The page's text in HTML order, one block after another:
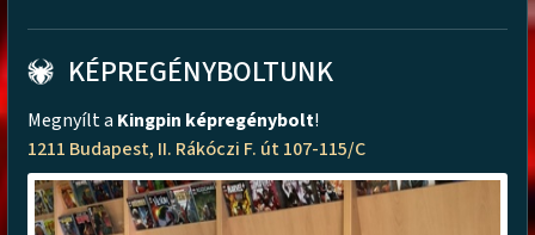
KÉPREGÉNYBOLTUNK
Megnyílt a Kingpin képregénybolt!
1211 Budapest, II. Rákóczi F. út 107-115/C